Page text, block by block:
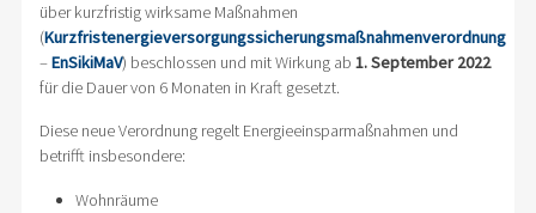
über kurzfristig wirksame Maßnahmen
(Kurzfristenergieversorgungssicherungsmaßnahmenverordnung
–EnSikiMaV) beschlossen und mit Wirkung ab 1. September 2022
für die Dauer von 6 Monaten in Kraft gesetzt.
Diese neue Verordnung regelt Energieeinsparmaßnahmen und
betrifft insbesondere:
Wohnräume